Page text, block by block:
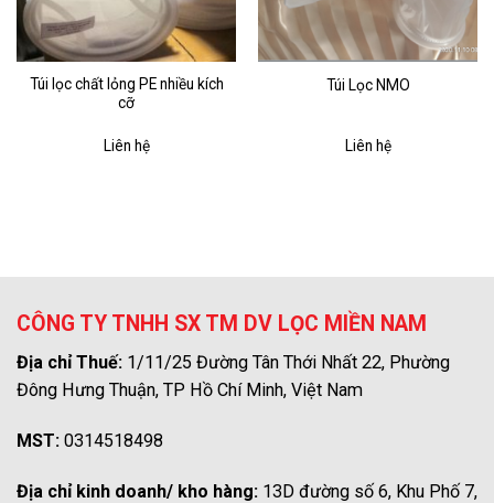
Túi lọc chất lỏng PE nhiều kích
cỡ
Liên hệ
Túi Lọc NMO
Liên hệ
CÔNG TY TNHH SX TM DV LỌC MIỀN NAM
Địa chỉ Thuế: 1/11/25 Đường Tân Thới Nhất 22, Phường
Đông Hưng Thuận, TP Hồ Chí Minh, Việt Nam
MST: 0314518498
Địa chỉ kinh doanh/ kho hàng: 13D đường số 6, Khu Phố 7,